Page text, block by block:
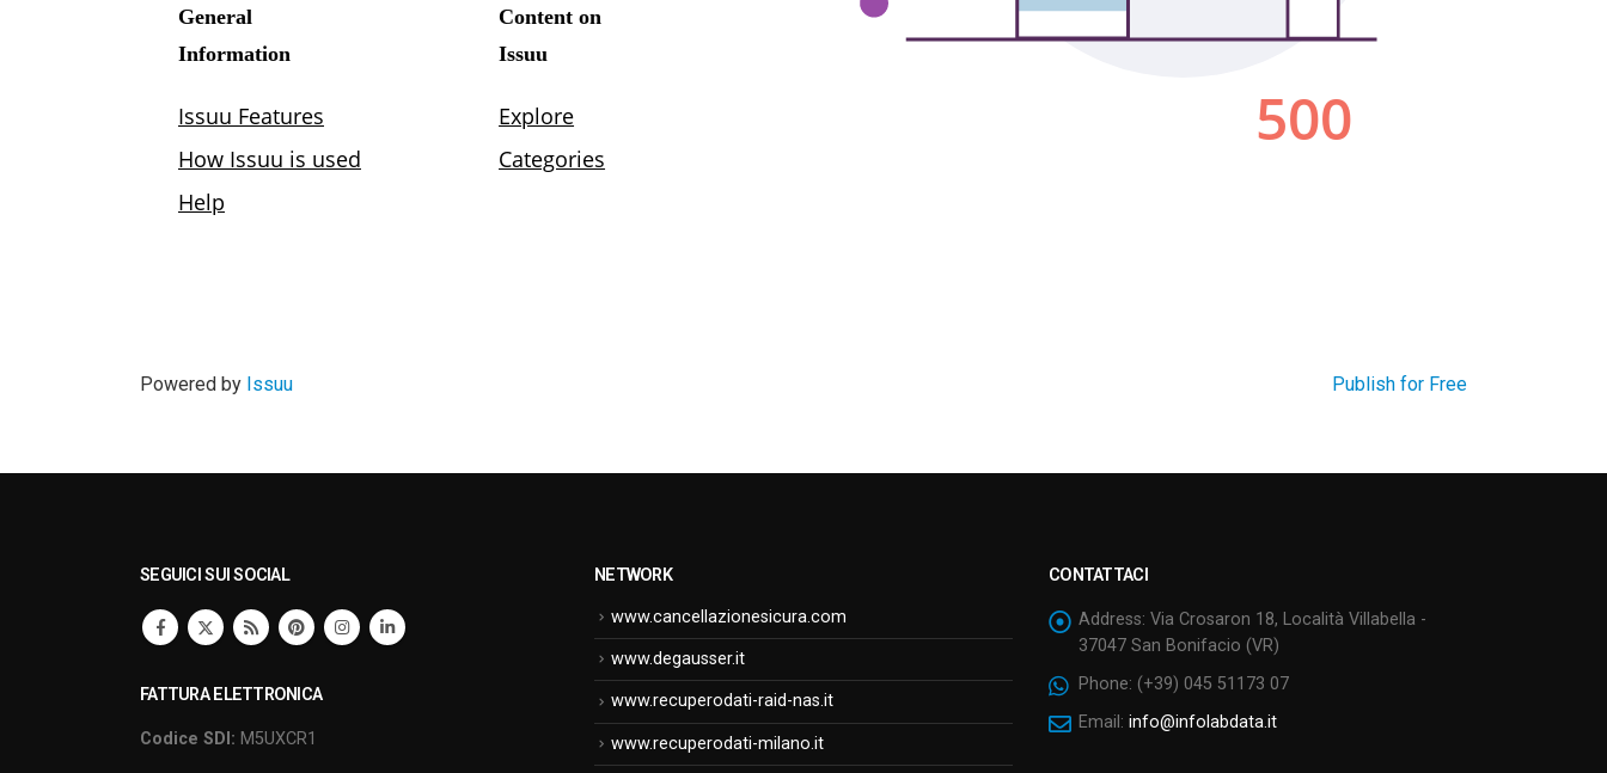
Powered by Issuu Publish for Free
SEGUICI SUI SOCIAL
FATTURA ELETTRONICA
Codice SDI: M5UXCR1
NETWORK
www.cancellazionesicura.com
www.degausser.it
www.recuperodati-raid-nas.it
www.recuperodati-milano.it
CONTATTACI
Address: Via Crosaron 18, Località Villabella -
37047 San Bonifacio (VR)
Phone: (+39) 045 51173 07
Email: info@infolabdata.it